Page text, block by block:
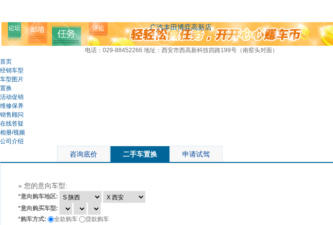
广汽丰田博弈高新店
电话：029-88452266 地址：西安市西高新科技四路199号（南窑头对面）
首页
经销车型
车型图片
置换
活动促销
维修保养
销售顾问
在线答疑
相册/视频
公司介绍
咨询底价 二手车置换 申请试驾
» 您的意向车型:
*意向购车地区:
*意向购买车型:
*购车方式: 全款购车 贷款购车